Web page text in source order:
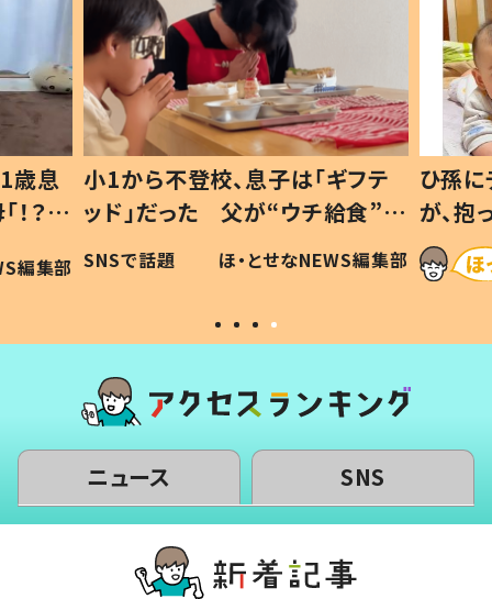
歳息
？」
編集部
小1から不登校、息子は「ギフテ
ッド」だった 父が“ウチ給食”を
作り続ける理由とは #令和の親
#令和の子
SNSで話題 ほ・とせなNEWS編集部
ひ孫
が、
「涙が
い」
ニュース SNS